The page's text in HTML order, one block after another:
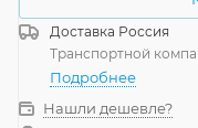
Доставка Россия
Транспортной
Подробнее
Нашли дешевле?